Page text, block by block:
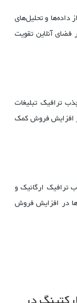
داده‌ها و تحلیل‌های
آنلاین تقویت
ترافیک تبلیغات
افزایش فروش کمک
ترافیک ارگانیک و
در افزایش فروش